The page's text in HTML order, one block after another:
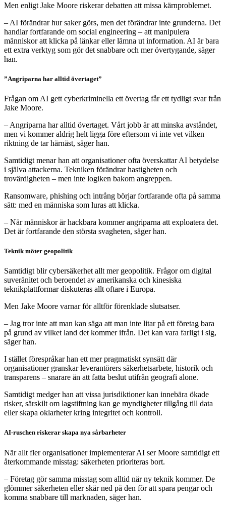
Men enligt Jake Moore riskerar debatten att missa kärnproblemet.
– AI förändrar hur saker görs, men det förändrar inte grunderna. Det
handlar fortfarande om social engineering – att manipulera
människor att klicka på länkar eller lämna ut information. AI är bara
ett extra verktyg som gör det snabbare och mer övertygande, säger
han.
”Angriparna har alltid övertaget”
Frågan om AI gett cyberkriminella ett övertag får ett tydligt svar från
Jake Moore.
– Angriparna har alltid övertaget. Vårt jobb är att minska avståndet,
men vi kommer aldrig helt ligga före eftersom vi inte vet vilken
riktning de tar härnäst, säger han.
Samtidigt menar han att organisationer ofta överskattar AI betydelse
i själva attackerna. Tekniken förändrar hastigheten och
trovärdigheten – men inte logiken bakom angreppen.
Ransomware, phishing och intrång börjar fortfarande ofta på samma
sätt: med en människa som luras att klicka.
– När människor är hackbara kommer angriparna att exploatera det.
Det är fortfarande den största svagheten, säger han.
Teknik möter geopolitik
Samtidigt blir cybersäkerhet allt mer geopolitik. Frågor om digital
suveränitet och beroendet av amerikanska och kinesiska
teknikplattformar diskuteras allt oftare i Europa.
Men Jake Moore varnar för alltför förenklade slutsatser.
– Jag tror inte att man kan säga att man inte litar på ett företag bara
på grund av vilket land det kommer ifrån. Det kan vara farligt i sig,
säger han.
I stället förespråkar han ett mer pragmatiskt synsätt där
organisationer granskar leverantörers säkerhetsarbete, historik och
transparens – snarare än att fatta beslut utifrån geografi alone.
Samtidigt medger han att vissa jurisdiktioner kan innebära ökade
risker, särskilt om lagstiftning kan ge myndigheter tillgång till data
eller skapa oklarheter kring integritet och kontroll.
AI-ruschen riskerar skapa nya sårbarheter
När allt fler organisationer implementerar AI ser Moore samtidigt ett
återkommande misstag: säkerheten prioriteras bort.
– Företag gör samma misstag som alltid när ny teknik kommer. De
glömmer säkerheten eller skär ned på den för att spara pengar och
komma snabbare till marknaden, säger han.